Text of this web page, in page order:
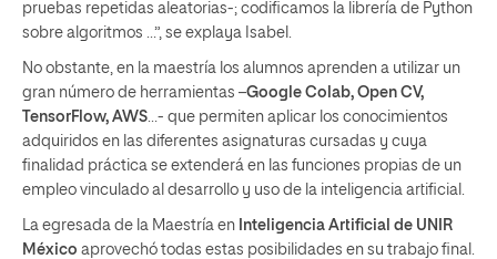
pruebas repetidas aleatorias-; codificamos la librería de Python
sobre algoritmos …”, se explaya Isabel.
No obstante, en la maestría los alumnos aprenden a utilizar un
gran número de herramientas –Google Colab, Open CV,
TensorFlow, AWS…- que permiten aplicar los conocimientos
adquiridos en las diferentes asignaturas cursadas y cuya
finalidad práctica se extenderá en las funciones propias de un
empleo vinculado al desarrollo y uso de la inteligencia artificial.
La egresada de la Maestría en Inteligencia Artificial de UNIR
México aprovechó todas estas posibilidades en su trabajo final.